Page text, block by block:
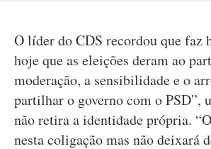
O líder do CDS recordou que faz
hoje que as eleições deram ao
moderação, a sensibilidade e o
partilhar o governo com o PSD”,
não retira a identidade própria.
nesta coligação mas não deixará